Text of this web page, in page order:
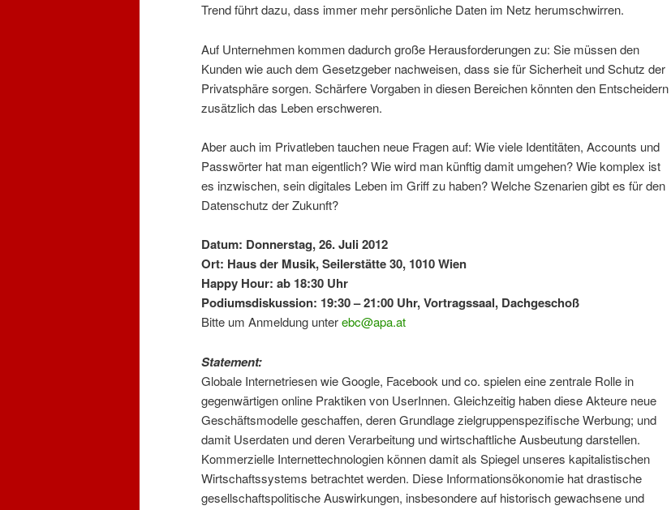
Trend führt dazu, dass immer mehr persönliche Daten im Netz herumschwirren.
Auf Unternehmen kommen dadurch große Herausforderungen zu: Sie müssen den
Kunden wie auch dem Gesetzgeber nachweisen, dass sie für Sicherheit und Schutz der
Privatsphäre sorgen. Schärfere Vorgaben in diesen Bereichen könnten den Entscheidern
zusätzlich das Leben erschweren.
Aber auch im Privatleben tauchen neue Fragen auf: Wie viele Identitäten, Accounts und
Passwörter hat man eigentlich? Wie wird man künftig damit umgehen? Wie komplex ist
es inzwischen, sein digitales Leben im Griff zu haben? Welche Szenarien gibt es für den
Datenschutz der Zukunft?
Datum: Donnerstag, 26. Juli 2012
Ort: Haus der Musik, Seilerstätte 30, 1010 Wien
Happy Hour: ab 18:30 Uhr
Podiumsdiskussion: 19:30 – 21:00 Uhr, Vortragssaal, Dachgeschoß
Bitte um Anmeldung unterebc@apa.at
Statement:
Globale Internetriesen wie Google, Facebook und co. spielen eine zentrale Rolle in
gegenwärtigen online Praktiken von UserInnen. Gleichzeitig haben diese Akteure neue
Geschäftsmodelle geschaffen, deren Grundlage zielgruppenspezifische Werbung; und
damit Userdaten und deren Verarbeitung und wirtschaftliche Ausbeutung darstellen.
Kommerzielle Internettechnologien können damit als Spiegel unseres kapitalistischen
Wirtschaftssystems betrachtet werden. Diese Informationsökonomie hat drastische
gesellschaftspolitische Auswirkungen, insbesondere auf historisch gewachsene und